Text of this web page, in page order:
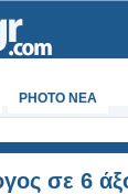
PHOTO NEA
σε 6